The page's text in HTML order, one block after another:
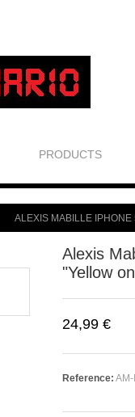
PRODUCTS
ALEXIS MABILLE
Alexis
"Yellow
24,99 €
Reference: